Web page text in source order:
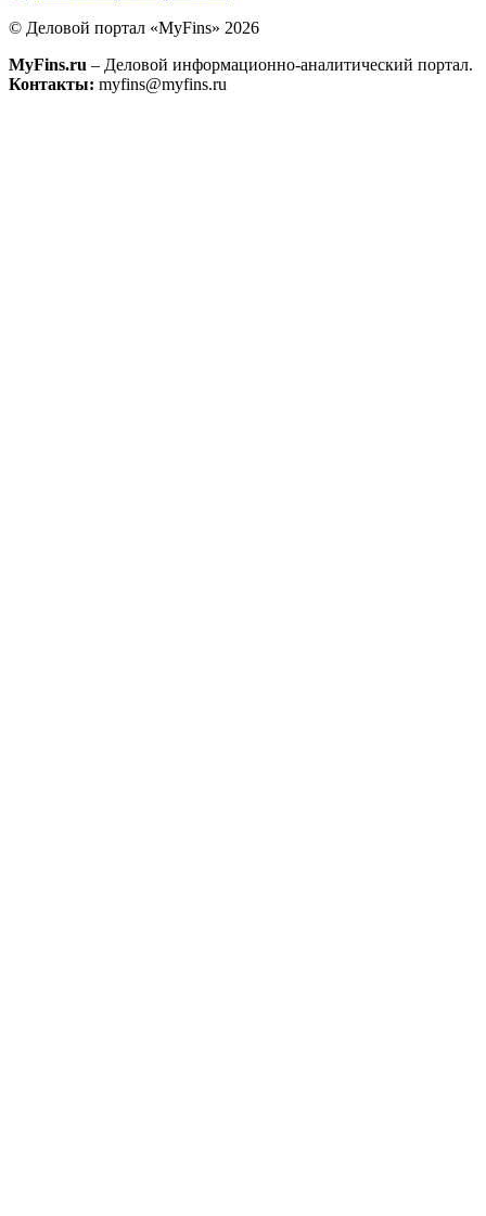
© Деловой портал «MyFins» 2026
MyFins.ru – Деловой информационно-аналитический портал.
Контакты: myfins@myfins.ru